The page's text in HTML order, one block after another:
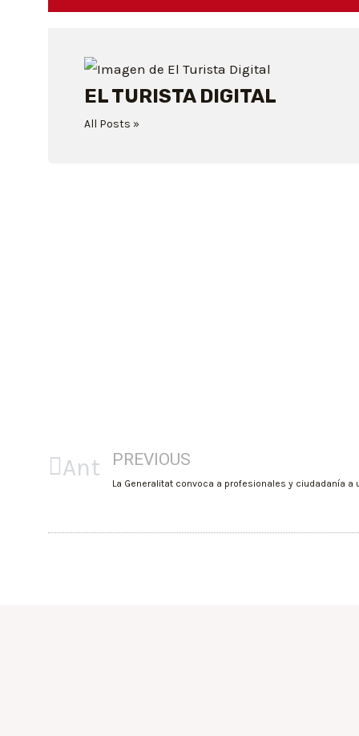
EL TURISTA DIGITAL
All Posts »
Ant PREVIOUS